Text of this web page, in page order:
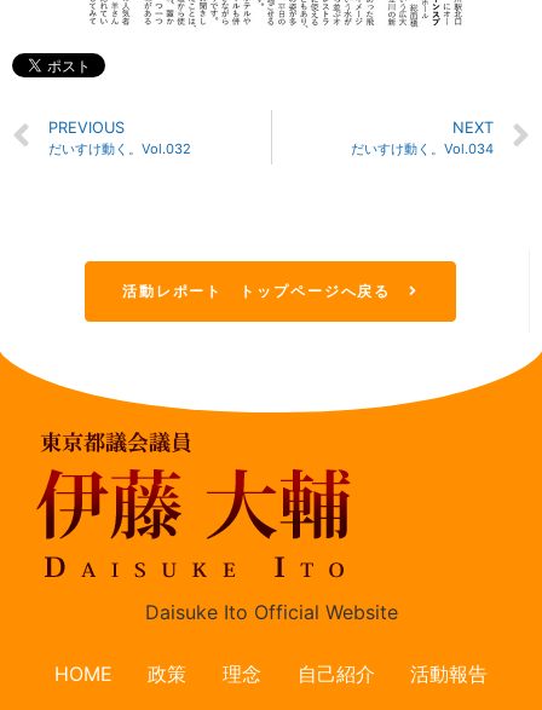
PREVIOUS
だいすけ動く。Vol.032
NEXT
だいすけ動く。Vol.034
活動レポート トップページへ戻る
Daisuke Ito Official Website
HOME 政策 理念 自己紹介 活動報告